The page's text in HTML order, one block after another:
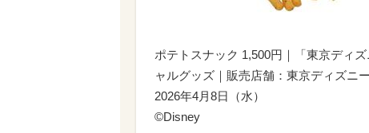
ポテトスナック 1,500円｜「東京ディ
ャルグッズ｜販売店舗：東京ディズニ
2026年4月8日（水）
©Disney